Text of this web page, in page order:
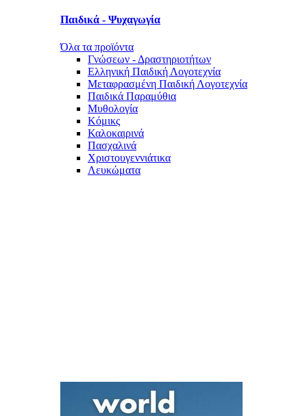
Παιδικά - Ψυχαγωγία
Όλα τα προϊόντα
Γνώσεων - Δραστηριοτήτων
Ελληνική Παιδική Λογοτεχνία
Μεταφρασμένη Παιδική Λογοτεχνία
Παιδικά Παραμύθια
Μυθολογία
Κόμικς
Καλοκαιρινά
Πασχαλινά
Χριστουγεννιάτικα
Λευκώματα